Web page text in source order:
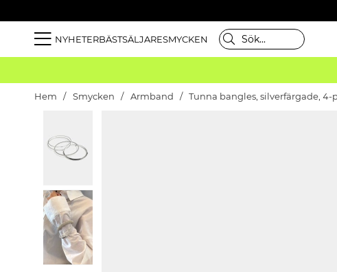
NYHETERBÄSTSÄLJARESMYCKEN
Hem Smycken Armband Tunna bangles, silverfärgade, 4-